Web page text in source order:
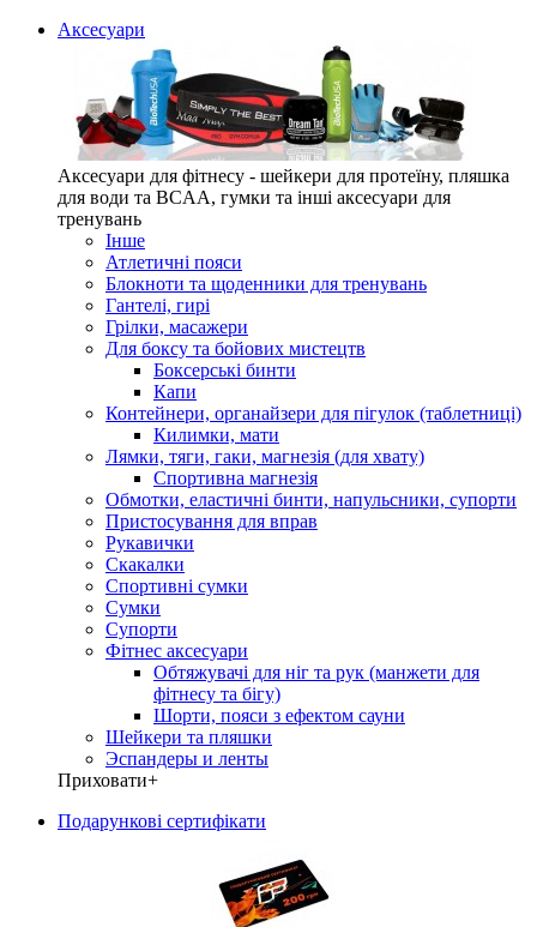
Аксесуари
Аксесуари для фітнесу - шейкери для протеїну, пляшка
для води та BCAA, гумки та інші аксесуари для
тренувань
Інше
Атлетичні пояси
Блокноти та щоденники для тренувань
Гантелі, гирі
Грілки, масажери
Для боксу та бойових мистецтв
Боксерські бинти
Капи
Контейнери, органайзери для пігулок (таблетниці)
Килимки, мати
Лямки, тяги, гаки, магнезія (для хвату)
Спортивна магнезія
Обмотки, еластичні бинти, напульсники, супорти
Пристосування для вправ
Рукавички
Скакалки
Спортивні сумки
Сумки
Супорти
Фітнес аксесуари
Обтяжувачі для ніг та рук (манжети для
фітнесу та бігу)
Шорти, пояси з ефектом сауни
Шейкери та пляшки
Эспандеры и ленты
Приховати+
Подарункові сертифікати